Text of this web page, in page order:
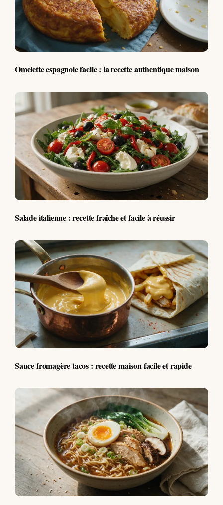
Omelette espagnole facile : la recette authentique maison
Salade italienne : recette fraîche et facile à réussir
Sauce fromagère tacos : recette maison facile et rapide